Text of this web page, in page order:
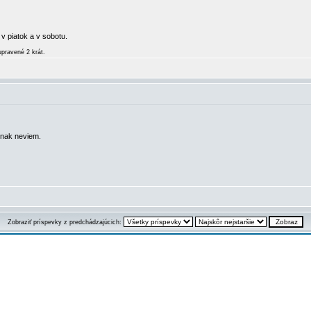
piatok a v sobotu.
2 krát.
neviem.
Zobraziť príspevky z predchádzajúcich: